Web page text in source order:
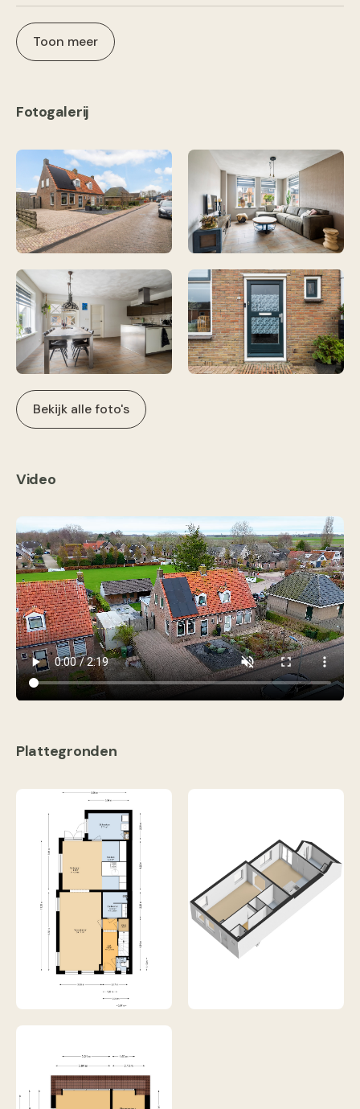
Toon meer
Fotogalerij
Bekijk alle foto's
Video
Plattegronden